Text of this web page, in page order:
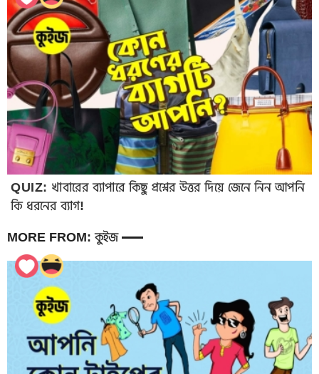
QUIZ: খাবারের ব্যাপারে কিছু প্রশ্নের উত্তর দিয়ে জেনে নিন আপনি
কি ধরনের ব্যাগ!
MORE FROM: কুইজ